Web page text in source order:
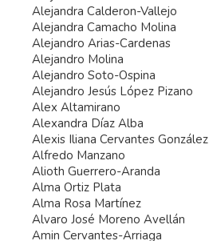
Alejandra Calderon-Vallejo
Alejandra Camacho Molina
Alejandro Arias-Cardenas
Alejandro Molina
Alejandro Soto-Ospina
Alejandro Jesús López Pizano
Alex Altamirano
Alexandra Díaz Alba
Alexis Iliana Cervantes González
Alfredo Manzano
Alioth Guerrero-Aranda
Alma Ortiz Plata
Alma Rosa Martínez
Alvaro José Moreno Avellán
Amin Cervantes-Arriaga